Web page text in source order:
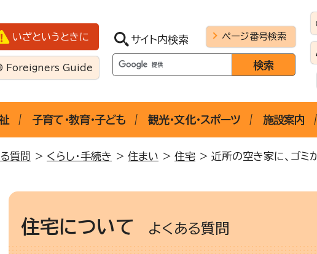
いざというときに
Foreigners Guide
サイト内検索 ページ番号検索
子育て・教育・子ども 観光・文化・スポーツ 施設案内
質問 > くらし・手続き > 住まい > 住宅 > 近所の空き家に、ゴミ
住宅について よくある質問